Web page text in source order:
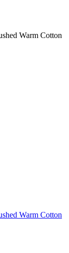
Warm Cotton
Warm Cotton